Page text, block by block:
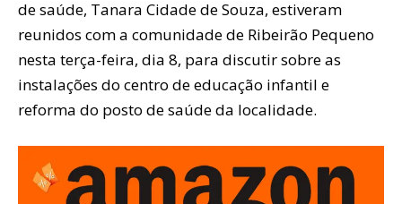
de saúde, Tanara Cidade de Souza, estiveram
reunidos com a comunidade de Ribeirão Pequeno
nesta terça-feira, dia 8, para discutir sobre as
instalações do centro de educação infantil e
reforma do posto de saúde da localidade.